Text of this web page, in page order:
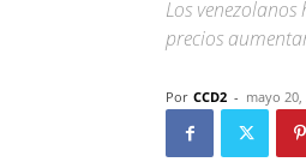
Los
precios
Por CCD2 - mayo 20,